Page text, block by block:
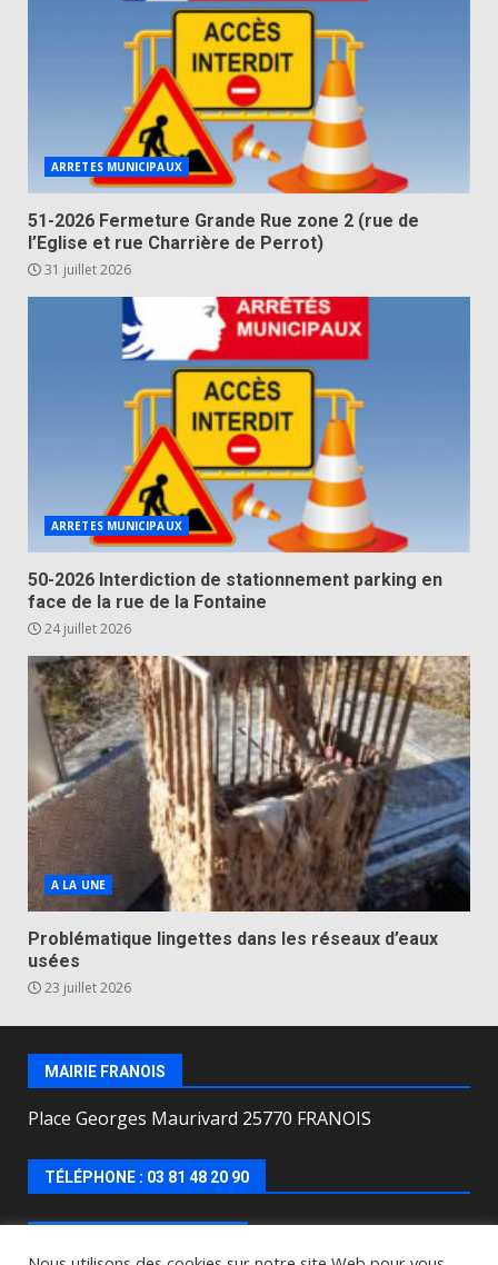
ARRETES MUNICIPAUX
51-2026 Fermeture Grande Rue zone 2 (rue de
l’Eglise et rue Charrière de Perrot)
31 juillet 2026
ARRETES MUNICIPAUX
50-2026 Interdiction de stationnement parking en
face de la rue de la Fontaine
24 juillet 2026
A LA UNE
Problématique lingettes dans les réseaux d’eaux
usées
23 juillet 2026
MAIRIE FRANOIS
Place Georges Maurivard 25770 FRANOIS
TÉLÉPHONE : 03 81 48 20 90